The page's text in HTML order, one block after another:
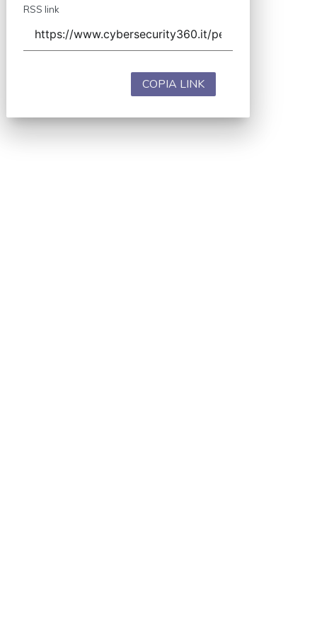
RSS link
COPIA LINK